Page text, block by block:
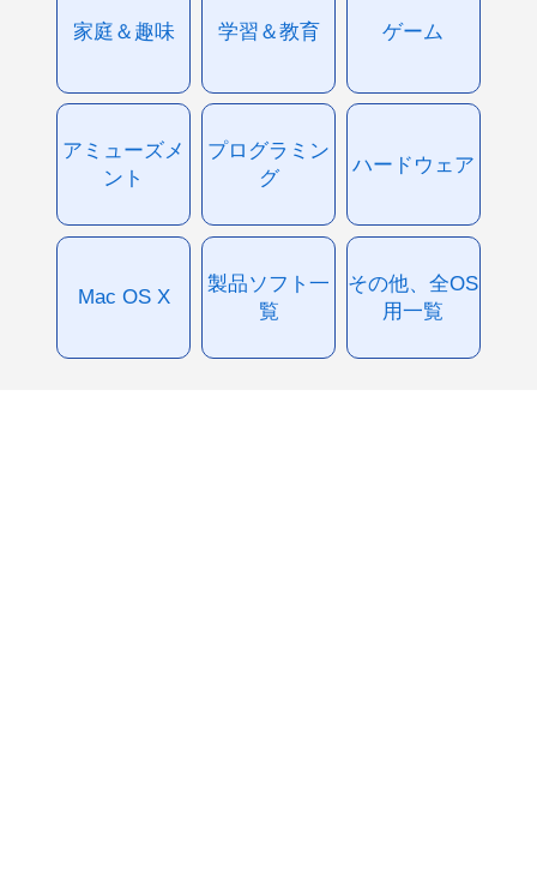
家庭＆趣味 学習＆教育 ゲーム
アミューズメ
ント
プログラミン
グ
ハードウェア
Mac OS X
製品ソフト一
覧
その他、全OS
用一覧